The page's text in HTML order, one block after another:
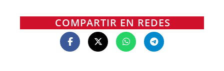
COMPARTIR EN REDES